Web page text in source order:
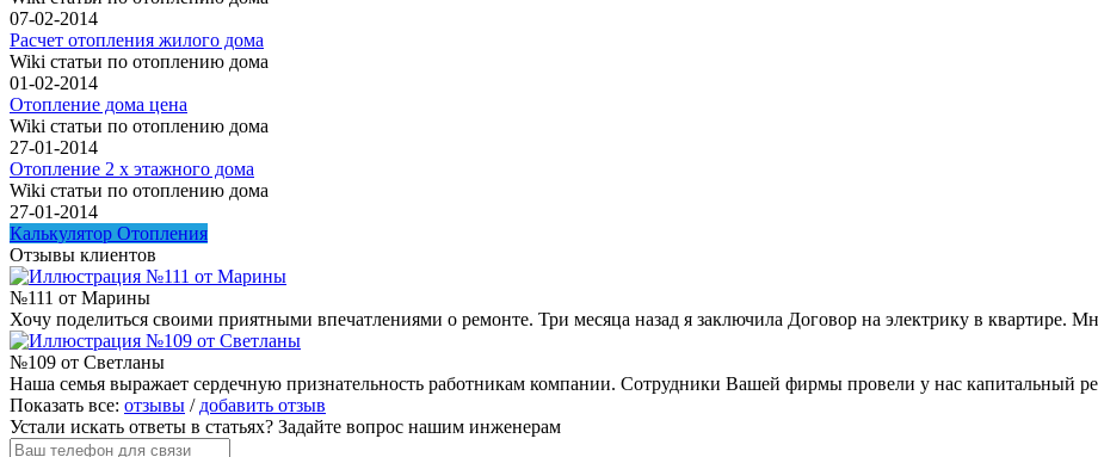
07-02-2014
Расчет отопления жилого дома
Wiki статьи по отоплению дома
01-02-2014
Отопление дома цена
Wiki статьи по отоплению дома
27-01-2014
Отопление 2 х этажного дома
Wiki статьи по отоплению дома
27-01-2014
Калькулятор Отопления
Отзывы клиентов
№111 от Марины
Хочу поделиться своими приятными впечатлениями о ремонте. Три месяца назад я заключила Договор на электрику в квартире.
№109 от Светланы
Наша семья выражает сердечную признательность работникам компании. Сотрудники Вашей фирмы провели у нас капитальный
Показать все: отзывы / добавить отзыв
Устали искать ответы в статьях? Задайте вопрос нашим инженерам